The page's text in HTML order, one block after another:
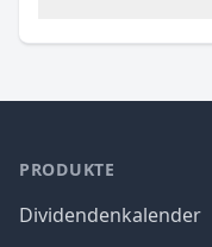
PRODUKTE
Dividendenkalender